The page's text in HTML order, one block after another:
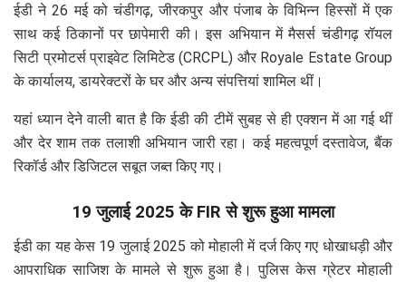
ईडी ने 26 मई को चंडीगढ़, जीरकपुर और पंजाब के विभिन्न हिस्सों में एक
साथ कई ठिकानों पर छापेमारी की। इस अभियान में मैसर्स चंडीगढ़ रॉयल
सिटी प्रमोटर्स प्राइवेट लिमिटेड (CRCPL) और Royale Estate Group
के कार्यालय, डायरेक्टरों के घर और अन्य संपत्तियां शामिल थीं।
यहां ध्यान देने वाली बात है कि ईडी की टीमें सुबह से ही एक्शन में आ गई थीं
और देर शाम तक तलाशी अभियान जारी रहा। कई महत्वपूर्ण दस्तावेज, बैंक
रिकॉर्ड और डिजिटल सबूत जब्त किए गए।
19 जुलाई 2025 के FIR से शुरू हुआ मामला
ईडी का यह केस 19 जुलाई 2025 को मोहाली में दर्ज किए गए धोखाधड़ी और
आपराधिक साजिश के मामले से शुरू हुआ है। पुलिस केस ग्रेटर मोहाली